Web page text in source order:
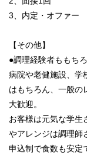
3、内定・オファー
【その他】
●調理経験者ももち
病院や老健施設、学
はもちろん、一般の
大歓迎。
お客様は元気な学生
やアレンジは調理師
申込制で食数も安定